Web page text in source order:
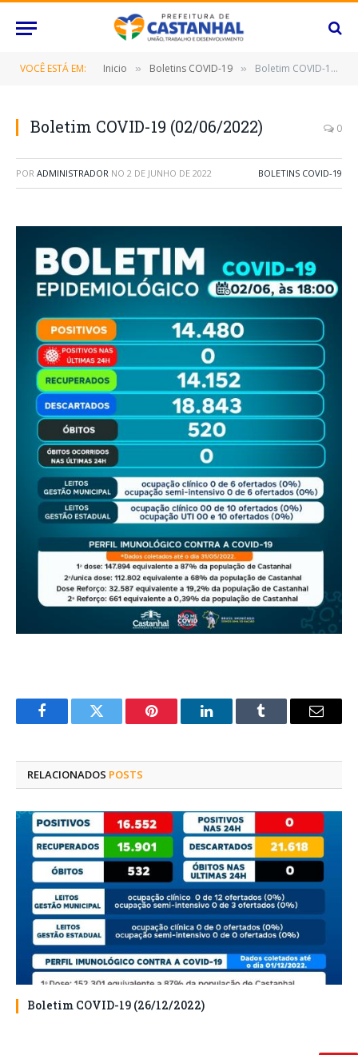
VOCÊ ESTÁ EM: Inicio » Boletins COVID-19 » Boletim COVID-19 (02/06/2022)
Boletim COVID-19 (02/06/2022) 0
POR ADMINISTRADOR NO 2 DE JUNHO DE 2022 BOLETINS COVID-19
FacebookTwitter Pinterest O
Tumblr
E-
RELACIONADOS POSTS
Boletim COVID-19 (26/12/2022)